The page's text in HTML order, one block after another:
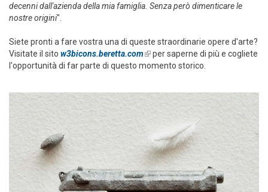
decenni dall'azienda della mia famiglia. Senza però dimenticare le
nostre origini".
Siete pronti a fare vostra una di queste straordinarie opere d'arte?
Visitate il sito w3bicons.beretta.com(link is external)
per saperne di più e cogliete
l'opportunità di far parte di questo momento storico.